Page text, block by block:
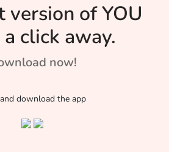
version of YOU
click away.
now!
download the app